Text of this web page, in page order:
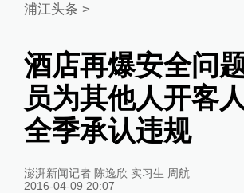
浦江头条 >
酒店再爆安全问
员为其他人开客
全季承认违规
澎湃新闻记者 陈逸欣 实习生 周航
2016-04-09 20:07